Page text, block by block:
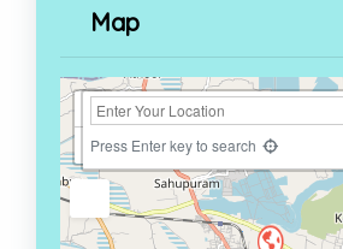
Map
+
−
Press Enter key to search